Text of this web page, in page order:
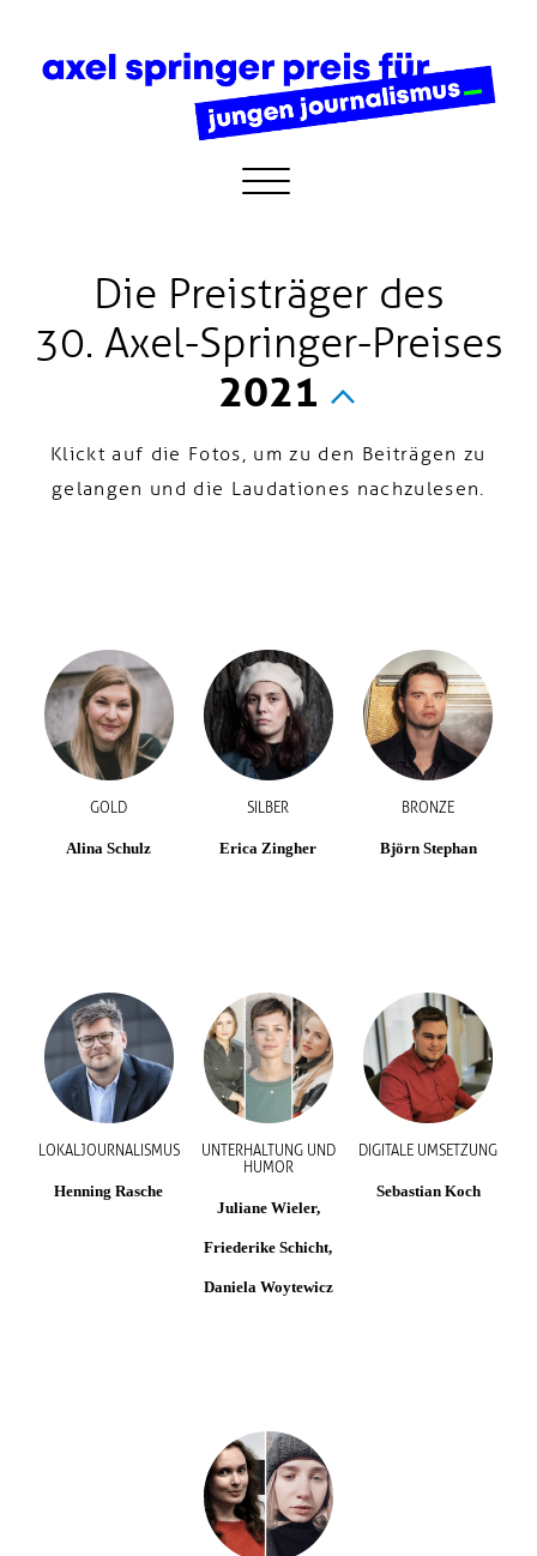
Die Preisträger des
30. Axel-Springer-Preises
2021
Klickt auf die Fotos, um zu den Beiträgen zu
gelangen und die Laudationes nachzulesen.
GOLD
Alina Schulz
SILBER
Erica Zingher
BRONZE
Björn Stephan
LOKALJOURNALISMUS
Henning Rasche
UNTERHALTUNG UND
HUMOR
Juliane Wieler,
Friederike Schicht,
Daniela Woytewicz
DIGITALE UMSETZUNG
Sebastian Koch